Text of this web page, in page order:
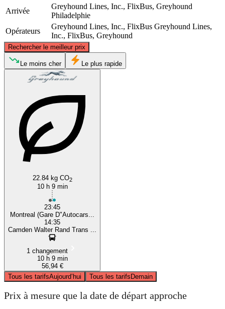
Arrivée
Greyhound Lines, Inc., FlixBus, Greyhound
Philadelphie
Opérateurs
Greyhound Lines, Inc., FlixBus Greyhound Lines,
Inc., FlixBus, Greyhound
Rechercher le meilleur prix
Montreal
©CARTO
Le moins cher Le plus rapide
22.84 kg CO2
10 h 9 min
23:45
Montreal (Gare D"Autocars...
14:35
Camden Walter Rand Trans ...
1 changement
10 h 9 min
56,94 €
Tous les tarifsAujourd’hui Tous les tarifsDemain
Prix à mesure que la date de départ approche